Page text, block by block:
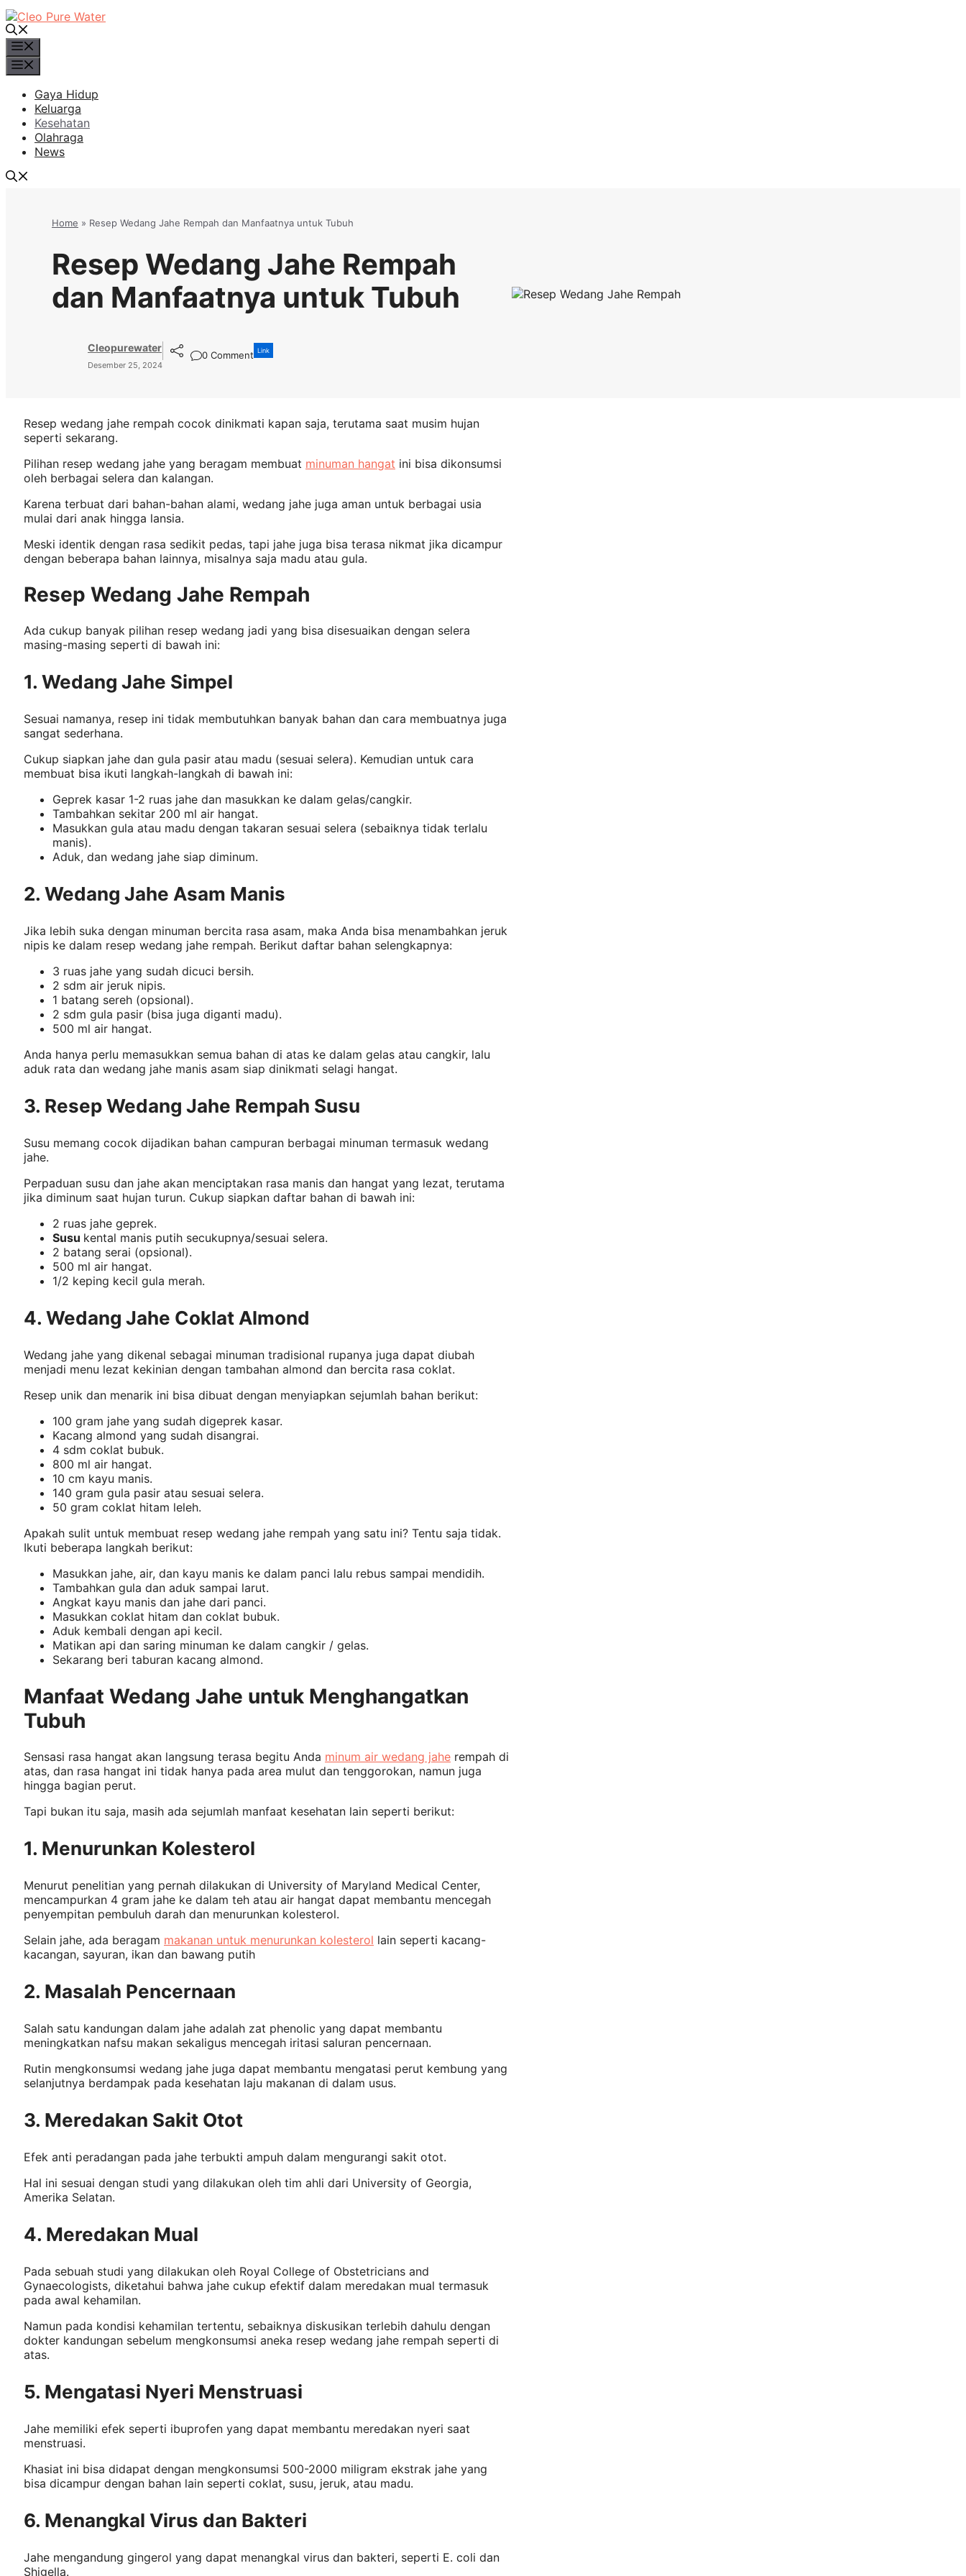
Langsung
ke
isi
Gaya Hidup
Keluarga
Kesehatan
Olahraga
News
Home » Resep Wedang Jahe Rempah dan Manfaatnya untuk Tubuh
Resep Wedang Jahe Rempah
dan Manfaatnya untuk Tubuh
Cleopurewater
Desember 25, 2024
0 Comment Link
Resep wedang jahe rempah cocok dinikmati kapan saja, terutama saat musim hujan
seperti sekarang.
Pilihan resep wedang jahe yang beragam membuat minuman hangat ini bisa dikonsumsi
oleh berbagai selera dan kalangan.
Karena terbuat dari bahan-bahan alami, wedang jahe juga aman untuk berbagai usia
mulai dari anak hingga lansia.
Meski identik dengan rasa sedikit pedas, tapi jahe juga bisa terasa nikmat jika dicampur
dengan beberapa bahan lainnya, misalnya saja madu atau gula.
Resep Wedang Jahe Rempah
Ada cukup banyak pilihan resep wedang jadi yang bisa disesuaikan dengan selera
masing-masing seperti di bawah ini:
1. Wedang Jahe Simpel
Sesuai namanya, resep ini tidak membutuhkan banyak bahan dan cara membuatnya juga
sangat sederhana.
Cukup siapkan jahe dan gula pasir atau madu (sesuai selera). Kemudian untuk cara
membuat bisa ikuti langkah-langkah di bawah ini:
Geprek kasar 1-2 ruas jahe dan masukkan ke dalam gelas/cangkir.
Tambahkan sekitar 200 ml air hangat.
Masukkan gula atau madu dengan takaran sesuai selera (sebaiknya tidak terlalu
manis).
Aduk, dan wedang jahe siap diminum.
2. Wedang Jahe Asam Manis
Jika lebih suka dengan minuman bercita rasa asam, maka Anda bisa menambahkan jeruk
nipis ke dalam resep wedang jahe rempah. Berikut daftar bahan selengkapnya:
3 ruas jahe yang sudah dicuci bersih.
2 sdm air jeruk nipis.
1 batang sereh (opsional).
2 sdm gula pasir (bisa juga diganti madu).
500 ml air hangat.
Anda hanya perlu memasukkan semua bahan di atas ke dalam gelas atau cangkir, lalu
aduk rata dan wedang jahe manis asam siap dinikmati selagi hangat.
3. Resep Wedang Jahe Rempah Susu
Susu memang cocok dijadikan bahan campuran berbagai minuman termasuk wedang
jahe.
Perpaduan susu dan jahe akan menciptakan rasa manis dan hangat yang lezat, terutama
jika diminum saat hujan turun. Cukup siapkan daftar bahan di bawah ini:
2 ruas jahe geprek.
Susu kental manis putih secukupnya/sesuai selera.
2 batang serai (opsional).
500 ml air hangat.
1/2 keping kecil gula merah.
4. Wedang Jahe Coklat Almond
Wedang jahe yang dikenal sebagai minuman tradisional rupanya juga dapat diubah
menjadi menu lezat kekinian dengan tambahan almond dan bercita rasa coklat.
Resep unik dan menarik ini bisa dibuat dengan menyiapkan sejumlah bahan berikut:
100 gram jahe yang sudah digeprek kasar.
Kacang almond yang sudah disangrai.
4 sdm coklat bubuk.
800 ml air hangat.
10 cm kayu manis.
140 gram gula pasir atau sesuai selera.
50 gram coklat hitam leleh.
Apakah sulit untuk membuat resep wedang jahe rempah yang satu ini? Tentu saja tidak.
Ikuti beberapa langkah berikut:
Masukkan jahe, air, dan kayu manis ke dalam panci lalu rebus sampai mendidih.
Tambahkan gula dan aduk sampai larut.
Angkat kayu manis dan jahe dari panci.
Masukkan coklat hitam dan coklat bubuk.
Aduk kembali dengan api kecil.
Matikan api dan saring minuman ke dalam cangkir / gelas.
Sekarang beri taburan kacang almond.
Manfaat Wedang Jahe untuk Menghangatkan
Tubuh
Sensasi rasa hangat akan langsung terasa begitu Anda minum air wedang jahe rempah di
atas, dan rasa hangat ini tidak hanya pada area mulut dan tenggorokan, namun juga
hingga bagian perut.
Tapi bukan itu saja, masih ada sejumlah manfaat kesehatan lain seperti berikut:
1. Menurunkan Kolesterol
Menurut penelitian yang pernah dilakukan di University of Maryland Medical Center,
mencampurkan 4 gram jahe ke dalam teh atau air hangat dapat membantu mencegah
penyempitan pembuluh darah dan menurunkan kolesterol.
Selain jahe, ada beragam makanan untuk menurunkan kolesterol lain seperti kacang-
kacangan, sayuran, ikan dan bawang putih
2. Masalah Pencernaan
Salah satu kandungan dalam jahe adalah zat phenolic yang dapat membantu
meningkatkan nafsu makan sekaligus mencegah iritasi saluran pencernaan.
Rutin mengkonsumsi wedang jahe juga dapat membantu mengatasi perut kembung yang
selanjutnya berdampak pada kesehatan laju makanan di dalam usus.
3. Meredakan Sakit Otot
Efek anti peradangan pada jahe terbukti ampuh dalam mengurangi sakit otot.
Hal ini sesuai dengan studi yang dilakukan oleh tim ahli dari University of Georgia,
Amerika Selatan.
4. Meredakan Mual
Pada sebuah studi yang dilakukan oleh Royal College of Obstetricians and
Gynaecologists, diketahui bahwa jahe cukup efektif dalam meredakan mual termasuk
pada awal kehamilan.
Namun pada kondisi kehamilan tertentu, sebaiknya diskusikan terlebih dahulu dengan
dokter kandungan sebelum mengkonsumsi aneka resep wedang jahe rempah seperti di
atas.
5. Mengatasi Nyeri Menstruasi
Jahe memiliki efek seperti ibuprofen yang dapat membantu meredakan nyeri saat
menstruasi.
Khasiat ini bisa didapat dengan mengkonsumsi 500-2000 miligram ekstrak jahe yang
bisa dicampur dengan bahan lain seperti coklat, susu, jeruk, atau madu.
6. Menangkal Virus dan Bakteri
Jahe mengandung gingerol yang dapat menangkal virus dan bakteri, seperti E. coli dan
Shigella.